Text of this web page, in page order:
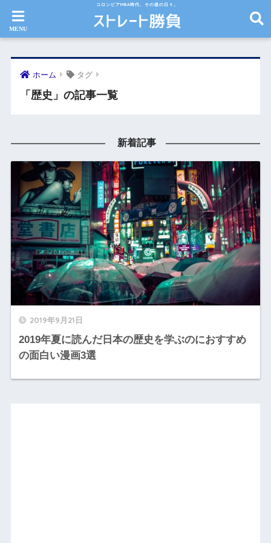
コロンビアMBA時代、その後の日々。
ホーム タグ
「歴史」の記事一覧
新着記事
2019年9月21日
2019年夏に読んだ日本の歴史を学ぶのにおすすめ
の面白い漫画3選